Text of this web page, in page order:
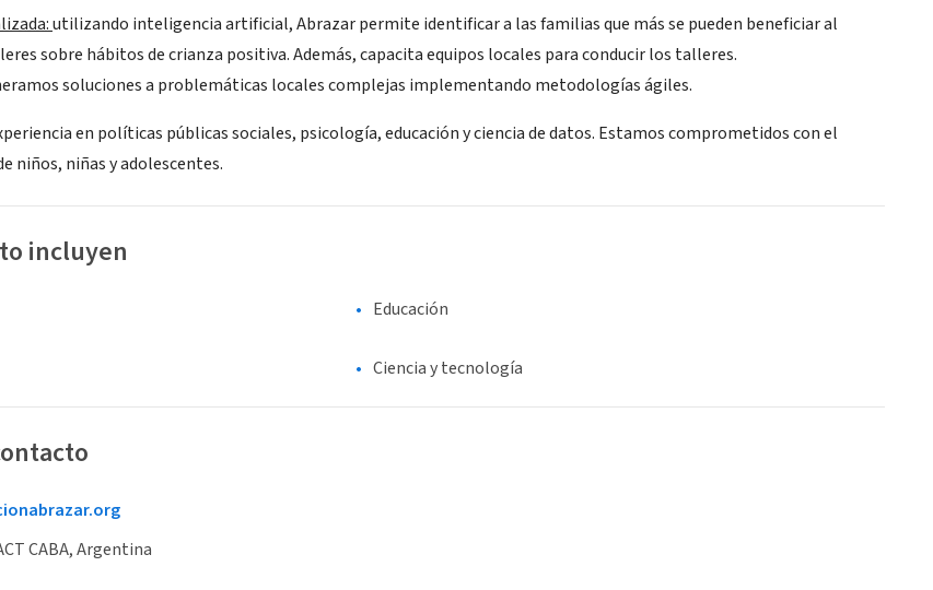
utilizando inteligencia artificial, Abrazar permite identificar a las familias que más se pueden beneficiar al
sobre hábitos de crianza positiva. Además, capacita equipos locales para conducir los talleres.
soluciones a problemáticas locales complejas implementando metodologías ágiles.
en políticas públicas sociales, psicología, educación y ciencia de datos. Estamos comprometidos con el
niños, niñas y adolescentes.
incluyen
Educación
Ciencia y tecnología
CABA, Argentina